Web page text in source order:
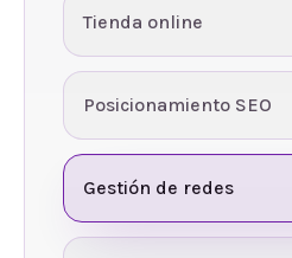
Tienda online
Posicionamiento SEO
Gestión de redes